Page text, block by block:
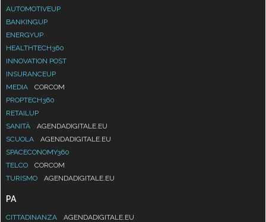
AUTOMOTIVEUP
BANKINGUP
ENERGYUP
HEALTHTECH360
INNOVATION POST
INSURANCEUP
MEDIA
CORCOM
PROPTECH360
RETAILUP
SANITÀ
AGENDADIGITALE.EU
SCUOLA
AGENDADIGITALE.EU
SPACECONOMY360
TELCO
CORCOM
TURISMO
AGENDADIGITALE.EU
PA
CITTADINANZA
AGENDADIGITALE.EU